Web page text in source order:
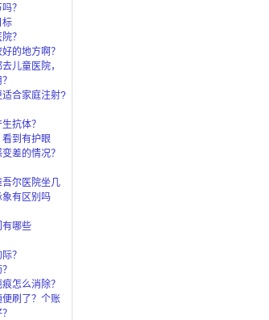
？
标
？
的地方啊？
儿童医院，
合家庭注射?
抗体？
到有护眼
差的情况？
尔医院坐几
有区别吗
有哪些
？
怎么消除？
便刷了？个账